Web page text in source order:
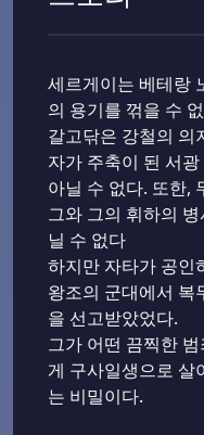
세르게이는 베테랑
의 용기를 꺾을 수
갈고닦은 강철의 의
자가 주축이 된 서
아닐 수 없다. 또한,
그와 그의 휘하의
닐 수 없다
하지만 자타가 공인
왕조의 군대에서 복
을 선고받았었다.
그가 어떤 끔찍한
게 구사일생으로 살
는 비밀이다.